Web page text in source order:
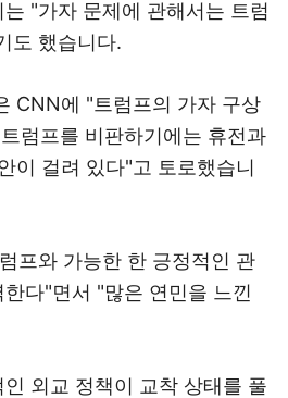
"가자 문제에 관해서는 트럼
도 했습니다.
CNN에 "트럼프의 가자 구상
럼프를 비판하기에는 휴전과
이 걸려 있다"고 토로했습니
프와 가능한 한 긍정적인 관
다"면서 "많은 연민을 느낀
외교 정책이 교착 상태를 풀